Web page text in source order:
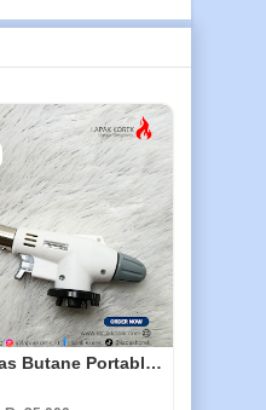
Kepala Gas Butane Portable Flame Gun 920